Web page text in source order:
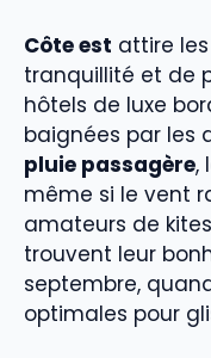
Côte est attire
tranquillité et de
hôtels de luxe
baignées par les
pluie passagère,
même si le vent
amateurs de
trouvent leur
septembre,
optimales pour